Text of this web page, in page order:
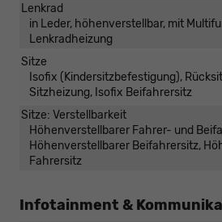
Lenkrad
in Leder, höhenverstellbar, mit
Lenkradheizung
Sitze
Isofix (Kindersitzbefestigung),
Sitzheizung, Isofix Beifahrersitz
Sitze: Verstellbarkeit
Höhenverstellbarer Fahrer- und
Höhenverstellbarer Beifahrersitz,
Fahrersitz
Infotainment &